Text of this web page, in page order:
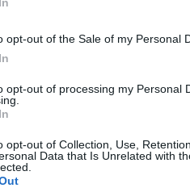
opt-out of the Sale of my Personal
opt-out of processing my Personal
opt-out of Collection, Use,
Data that Is Unrelated with